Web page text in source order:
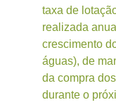
taxa de
realizada
crescimento
águas), de
da compra
durante o